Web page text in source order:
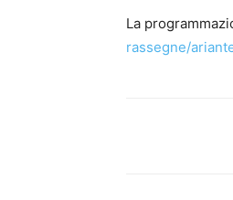
La
rassegne/